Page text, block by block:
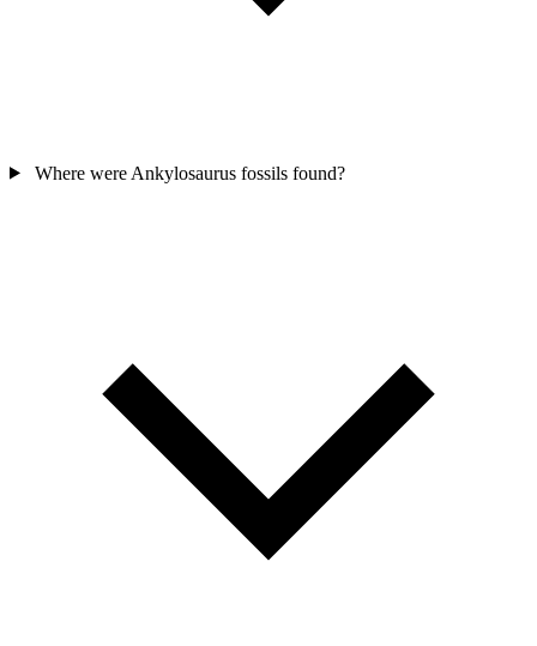
Where were Ankylosaurus fossils found?